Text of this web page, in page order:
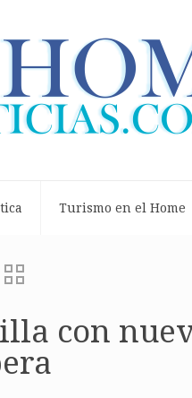
Turismo en el Home
con